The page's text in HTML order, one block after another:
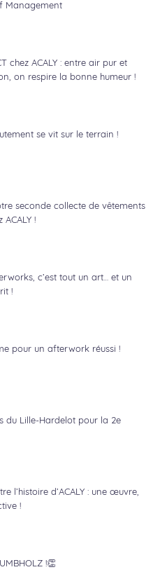
Management
chez ACALY : entre air pur et
on respire la bonne humeur !
se vit sur le terrain !
seconde collecte de vêtements
!
c’est tout un art… et un
!
pour un afterwork réussi !
du Lille-Hardelot pour la 2e
l’histoire d’ACALY : une œuvre,
!
!👏